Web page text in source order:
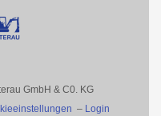
GmbH & C0. KG
– Login